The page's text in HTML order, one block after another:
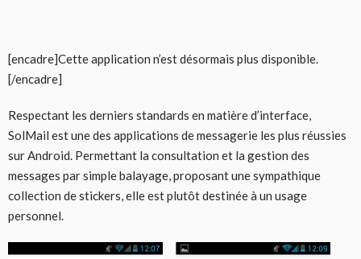
[encadre]Cette application n’est désormais plus disponible.
[/encadre]
Respectant les derniers standards en matière d’interface,
SolMail est une des applications de messagerie les plus réussies
sur Android. Permettant la consultation et la gestion des
messages par simple balayage, proposant une sympathique
collection de stickers, elle est plutôt destinée à un usage
personnel.